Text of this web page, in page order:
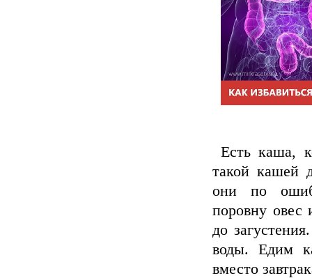
Есть каша,
такой кашей
они по
поровну
до
воды. Едим
вместо